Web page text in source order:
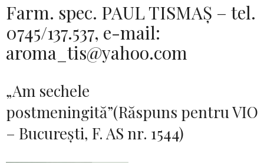
Farm. spec. PAUL TISMAȘ – tel.
0745/137.537, e-mail:
aroma_tis@yahoo.com
„Am sechele
postmeningită”(Răspuns pentru VIO
– București, F. AS nr. 1544)